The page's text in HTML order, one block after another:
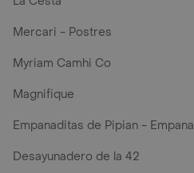
Mercari - Postres
Myriam Camhi Co
Magnifique
Empanaditas de Pipian -
Desayunadero de la 42